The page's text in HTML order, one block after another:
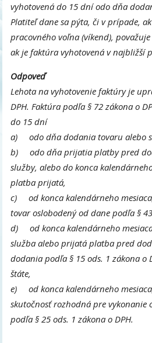
vyhotovená do 15 dní odo dňa
Platiteľ dane sa pýta, či v prípade,
pracovného voľna (víkend),
ak je faktúra vyhotovená v najbližší
Odpoveď
Lehota na vyhotovenie faktúry je
DPH. Faktúra podľa § 72 zákona o
do 15 dní
a) odo dňa dodania tovaru alebo
b) odo dňa prijatia platby pred
služby, alebo do konca
platba prijatá,
c) od konca kalendárneho
tovar oslobodený od dane podľa §
d) od konca kalendárneho
služba alebo prijatá platba pred
dodania podľa § 15 ods. 1 zákona o
štáte,
e) od konca kalendárneho
skutočnosť rozhodná pre vykonanie
podľa § 25 ods. 1 zákona o DPH.